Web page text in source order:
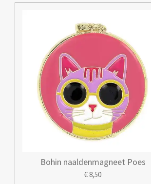
Bohin naaldenmagneet Poes
€ 8,50